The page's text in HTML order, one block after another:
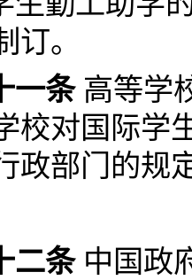
订。
一条高等学
校对国际学
政部门的规
二条中国政